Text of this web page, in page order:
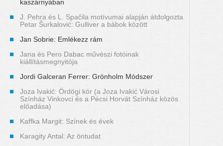
kaszárnyában
J. Pehra és L. Spačila motívumai alapján átdolgozta
Petar Šurkalović: Gulliver a bábok között
Jan Sobrie: Emlékezz rám
Jana és Pero Dabac művészi fotóinak
kiállításmegnyitója
Jordi Galceran Ferrer: Grönholm Módszer
Joza Ivakić: Ördögi kör (a Joza Ivakić Városi
Színház Vinkovci és a Pécsi Horvát Színház közös
előadása)
Kaffka Margit: Színek és évek
Karagity Antal: Az öntudat